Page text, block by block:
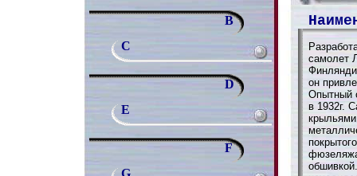
B
C
D
E
F
G
самолет
он
Опытный
в 1932г.
крыльями